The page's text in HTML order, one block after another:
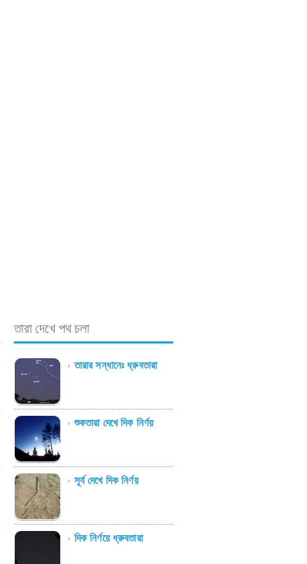
তারা দেখে পথ চলা
তারার সন্ধানেঃ ধ্রুবতারা
শুকতারা দেখে দিক নির্ণয়
সূর্য দেখে দিক নির্ণয়
দিক নির্ণয়ে ধ্রুবতারা